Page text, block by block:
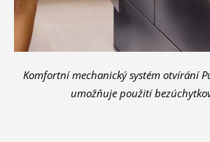
Komfortní mechanický systém otvírání
umožňuje použití